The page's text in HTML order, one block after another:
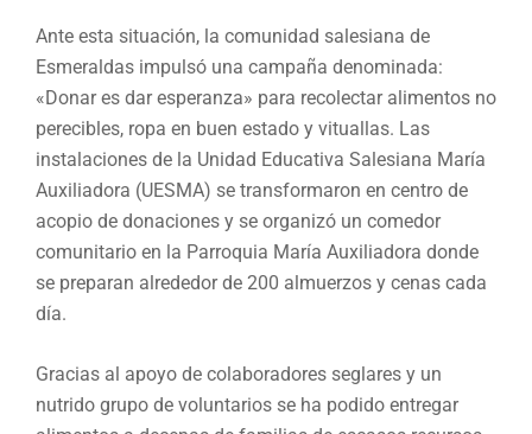
Ante esta situación, la comunidad salesiana de
Esmeraldas impulsó una campaña denominada:
«Donar es dar esperanza» para recolectar alimentos no
perecibles, ropa en buen estado y vituallas. Las
instalaciones de la Unidad Educativa Salesiana María
Auxiliadora (UESMA) se transformaron en centro de
acopio de donaciones y se organizó un comedor
comunitario en la Parroquia María Auxiliadora donde
se preparan alrededor de 200 almuerzos y cenas cada
día.
Gracias al apoyo de colaboradores seglares y un
nutrido grupo de voluntarios se ha podido entregar